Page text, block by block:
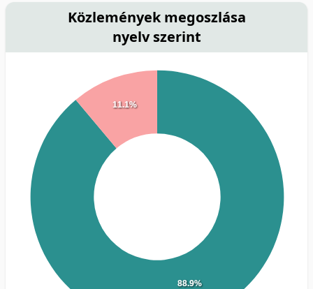
Közlemények megoszlása
nyelv szerint
88.9%
11.1%